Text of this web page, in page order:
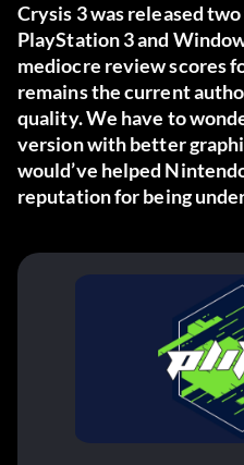
Crysis 3 was released
PlayStation 3 and
mediocre review scores
remains the current
quality. We have to
version with better
would’ve helped
reputation for being